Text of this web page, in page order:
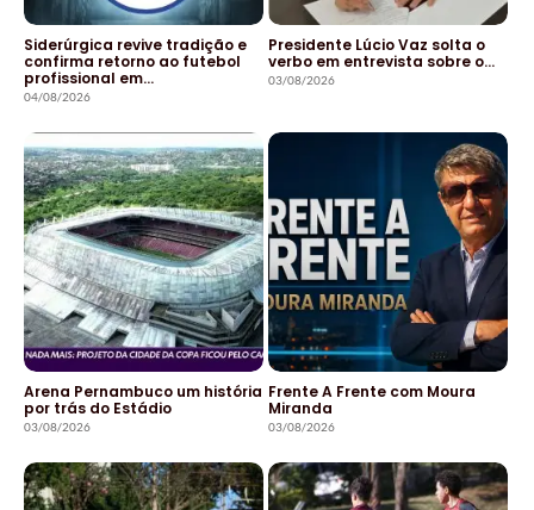
Siderúrgica revive tradição e
confirma retorno ao futebol
profissional em…
04/08/2026
Presidente Lúcio Vaz solta o
verbo em entrevista sobre o…
03/08/2026
Arena Pernambuco um história
por trás do Estádio
03/08/2026
Frente A Frente com Moura
Miranda
03/08/2026